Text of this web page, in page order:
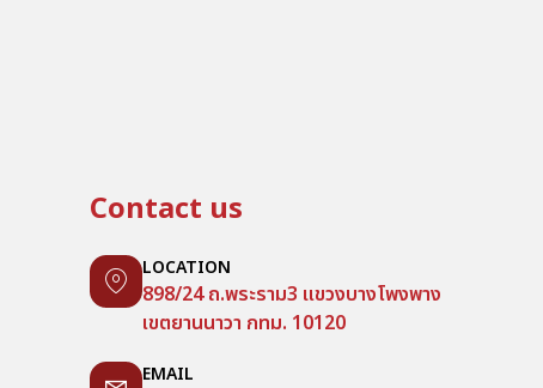
Contact us
LOCATION
898/24 ถ.พระราม3 แขวงบางโพงพาง
เขตยานนาวา กทม. 10120
EMAIL